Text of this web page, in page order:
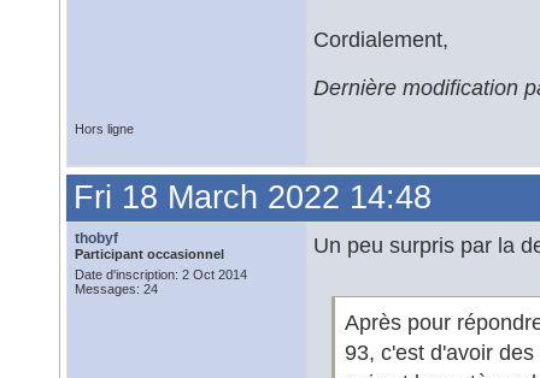
Cordialement,
Dernière modification
Hors ligne
Fri 18 March 2022 14:48
thobyf
Participant occasionnel
Date d'inscription: 2 Oct 2014
Messages: 24
Un peu surpris par la
Après pour
93, c'est d'avoir